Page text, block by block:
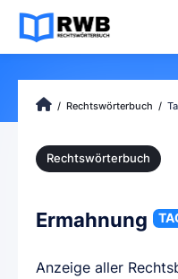
Rechtswörterbuch
Rechtswörterbuch
Ermahnung
Anzeige aller